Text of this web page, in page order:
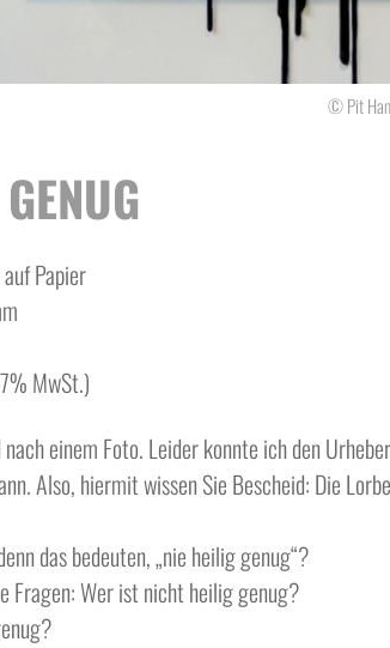
© Pit
Papier
MwSt.)
einem Foto. Leider konnte ich den
Also, hiermit wissen Sie Bescheid: Die
das bedeuten, „nie heilig genug“?
Fragen: Wer ist nicht heilig genug?